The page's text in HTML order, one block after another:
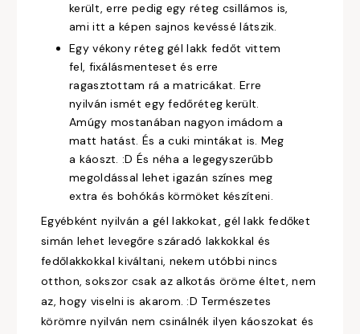
került, erre pedig egy réteg csillámos is,
ami itt a képen sajnos kevéssé látszik.
Egy vékony réteg gél lakk fedőt vittem
fel, fixálásmenteset és erre
ragasztottam rá a matricákat. Erre
nyilván ismét egy fedőréteg került.
Amúgy mostanában nagyon imádom a
matt hatást. És a cuki mintákat is. Meg
a káoszt. :D És néha a legegyszerűbb
megoldással lehet igazán színes meg
extra és bohókás körmöket készíteni.
Egyébként nyilván a gél lakkokat, gél lakk fedőket
simán lehet levegőre száradó lakkokkal és
fedőlakkokkal kiváltani, nekem utóbbi nincs
otthon, sokszor csak az alkotás öröme éltet, nem
az, hogy viselni is akarom. :D Természetes
körömre nyilván nem csinálnék ilyen káoszokat és